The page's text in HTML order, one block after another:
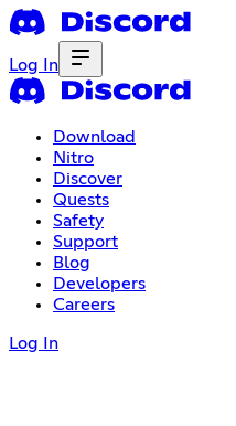
Log In
Download
Nitro
Discover
Quests
Safety
Support
Blog
Developers
Careers
Log In